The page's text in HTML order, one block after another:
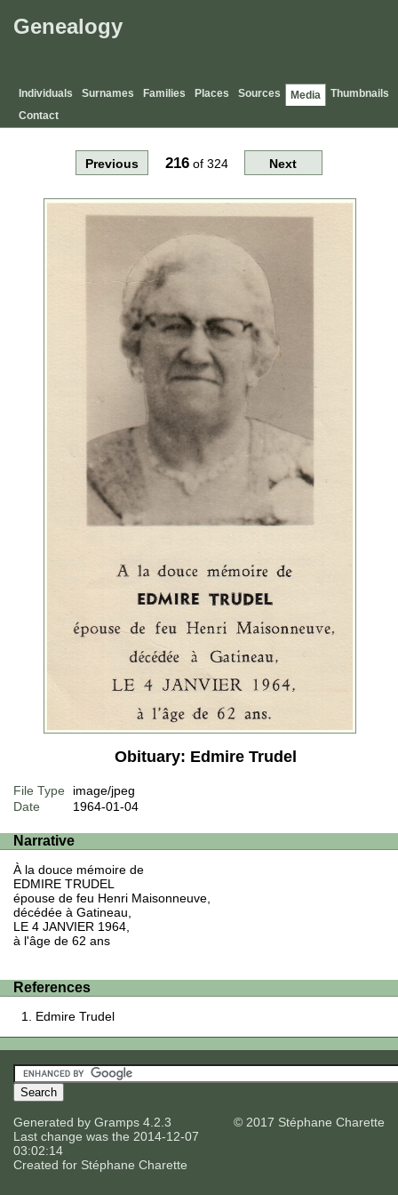
Genealogy
Individuals Surnames Families Places Sources Media
Thumbnails
Contact
Previous 216of 324 Next
Obituary: Edmire Trudel
File Type
image/jpeg
Date
1964-01-04
Narrative
À la douce mémoire de
EDMIRE TRUDEL
épouse de feu Henri Maisonneuve,
décédée à Gatineau,
LE 4 JANVIER 1964,
à l'âge de 62 ans
References
Edmire Trudel
Generated by Gramps 4.2.3
Last change was the 2014-12-07
03:02:14
Created for Stéphane Charette
© 2017 Stéphane Charette